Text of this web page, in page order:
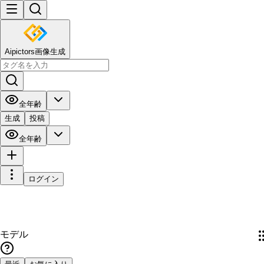
Aipictors画像生成
全年齢
生成
投稿
全年齢
ログイン
モデル